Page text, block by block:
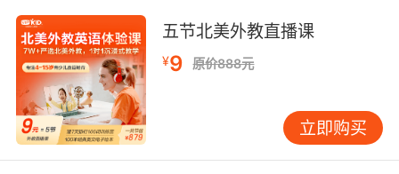
提高了他们的英语口语能力，还让他们明白了英
语在实际生活中的应用场景，增强了他们学习英
语的自信心和积极性。
教学应用与效果
在教学中引入“英语手工制作教程：制作飞机”这
样的活动，有着显著的效果。对于教师来说，这
五节北美外教直播课
¥9 原价888元
立即购买